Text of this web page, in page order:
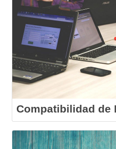
Compatibilidad de